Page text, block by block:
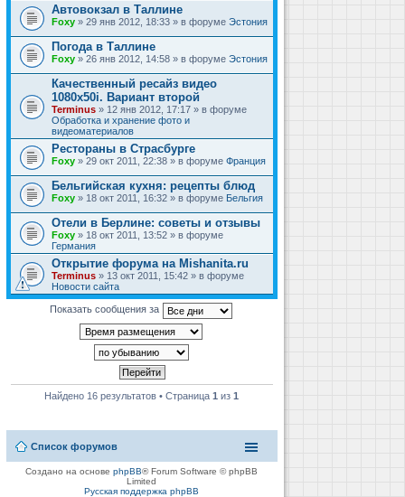
Автовокзал в Таллине
Foxy » 29 янв 2012, 18:33 » в форуме Эстония
Погода в Таллине
Foxy » 26 янв 2012, 14:58 » в форуме Эстония
Качественный ресайз видео
1080x50i. Вариант второй
Terminus » 12 янв 2012, 17:17 » в форуме
Обработка и хранение фото и
видеоматериалов
Рестораны в Страсбурге
Foxy » 29 окт 2011, 22:38 » в форуме Франция
Бельгийская кухня: рецепты блюд
Foxy » 18 окт 2011, 16:32 » в форуме Бельгия
Отели в Берлине: советы и отзывы
Foxy » 18 окт 2011, 13:52 » в форуме
Германия
Открытие форума на Mishanita.ru
Terminus » 13 окт 2011, 15:42 » в форуме
Новости сайта
Показать сообщения за
Найдено 16 результатов • Страница1 из1
Список форумов
Создано на основеphpBB® Forum Software © phpBB
Limited
Русская поддержка phpBB